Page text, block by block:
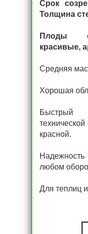
Срок
Толщина
Плоды
красивые,
Средняя
Хорошая
Быстрый
технической
красной.
любом
Для теплиц и